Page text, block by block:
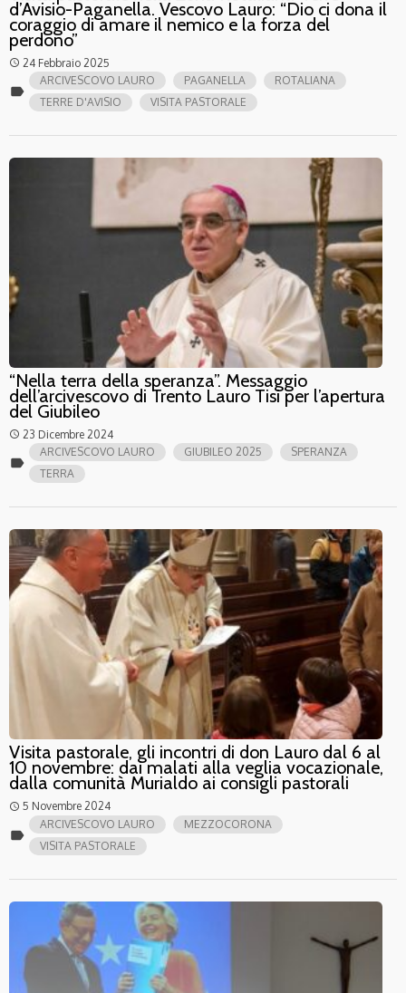
d’Avisio-Paganella. Vescovo Lauro: “Dio ci dona il
coraggio di amare il nemico e la forza del
perdono”
access_time 24 Febbraio 2025
label
ARCIVESCOVO LAURO PAGANELLA
ROTALIANA
TERRE D'AVISIO
VISITA PASTORALE
“Nella terra della speranza”. Messaggio
dell’arcivescovo di Trento Lauro Tisi per l’apertura
del Giubileo
access_time 23 Dicembre 2024
label
ARCIVESCOVO LAURO GIUBILEO 2025
SPERANZA
TERRA
Visita pastorale, gli incontri di don Lauro dal 6 al
10 novembre: dai malati alla veglia vocazionale,
dalla comunità Murialdo ai consigli pastorali
access_time 5 Novembre 2024
label
ARCIVESCOVO LAURO
MEZZOCORONA
VISITA PASTORALE